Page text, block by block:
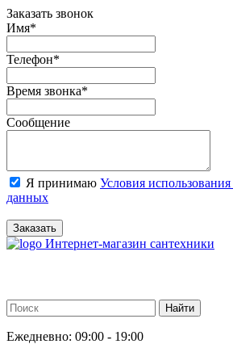
Заказать звонок
Имя*
Телефон*
Время звонка*
Сообщение
Я принимаю Условия
данных
Заказать
Интернет-магазин сантехники
Ежедневно: 09:00 - 19:00